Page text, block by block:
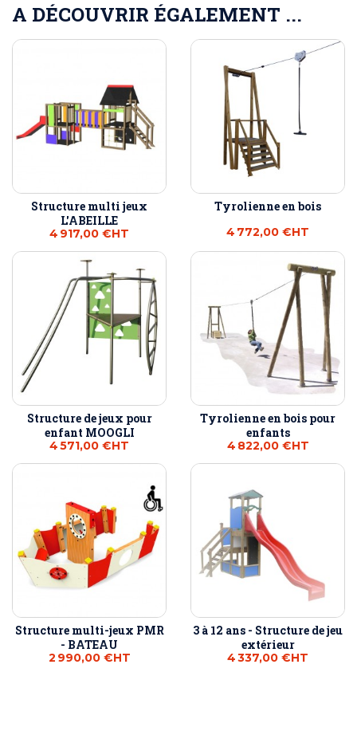
A DÉCOUVRIR ÉGALEMENT ...
Structure multi jeux
L'ABEILLE
4 917,00 €HT
Tyrolienne en bois
4 772,00 €HT
Structure de jeux pour
enfant MOOGLI
4 571,00 €HT
Tyrolienne en bois pour
enfants
4 822,00 €HT
Structure multi-jeux PMR
- BATEAU
2 990,00 €HT
3 à 12 ans - Structure de jeu
extérieur
4 337,00 €HT